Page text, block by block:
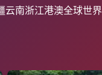
云南浙江港澳全球世界